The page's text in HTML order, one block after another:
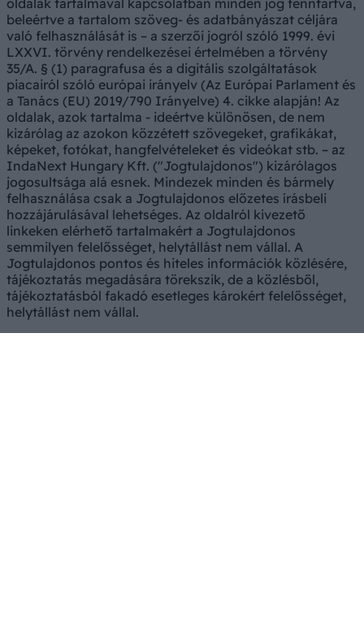
oldalak tartalmával kapcsolatban minden jog fenntartva,
beleértve a tartalom szöveg- és adatbányászat céljára
való felhasználását is – a szerzői jogról szóló 1999. évi
LXXVI. törvény rendelkezései értelmében a törvény
35/A. § (1) paragrafusa és a digitális szolgáltatások
piacairól szóló európai irányelv (Az Európai Parlament és
a Tanács (EU) 2019/790 Irányelve) 4. cikke alapján! Az
oldalak, azok tartalma - ideértve különösen, de nem
kizárólag az azokon közzétett szövegeket, grafikákat,
képeket, fotókat, hangfelvételeket és videókat stb. – az
IndaNext Hungary Kft. ("Jogtulajdonos") kizárólagos
jogosultsága alá esnek. Mindezek minden és bármely
felhasználása csak a Jogtulajdonos előzetes írásbeli
hozzájárulásával lehetséges. Az oldalról kivezető
linkeken elérhető tartalmakért a Jogtulajdonos
semmilyen felelősséget, helytállást nem vállal. A
Jogtulajdonos pontos és hiteles információk közlésére,
tájékoztatás megadására törekszik, de a közlésből,
tájékoztatásból fakadó esetleges károkért felelősséget,
helytállást nem vállal.